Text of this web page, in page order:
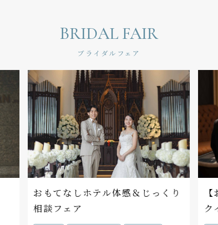
BRIDAL FAIR
ブライダルフェア
おもてなしホテル体感＆じっくり
相談フェア
ク